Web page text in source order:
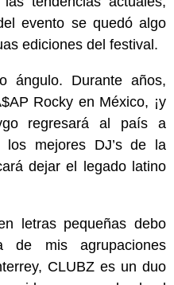
evento se quedó algo
ediciones del festival.
ángulo. Durante años,
Rocky en México, ¡y
regresará al país a
mejores DJ’s de la
dejar el legado latino
letras pequeñas debo
de mis agrupaciones
CLUBZ es un duo